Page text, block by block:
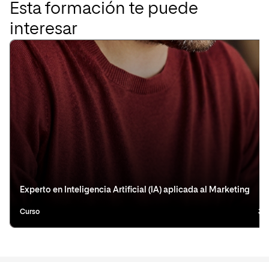
Esta formación te puede
interesar
Experto en Inteligencia Artificial (IA) aplicada al Marketing
Curso 3